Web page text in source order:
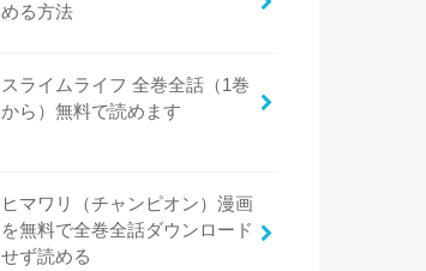
める方法
スライムライフ 全巻全話（1巻
から）無料で読めます
ヒマワリ（チャンピオン）漫画
を無料で全巻全話ダウンロード
せず読める